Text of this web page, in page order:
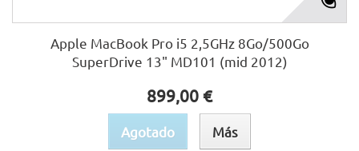
Apple MacBook Pro i5 2,5GHz 8Go/500Go
SuperDrive 13" MD101 (mid 2012)
899,00 €
Agotado Más